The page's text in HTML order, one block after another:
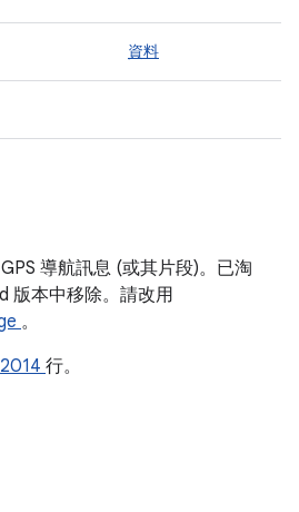
資料
導航訊息 (或其片段)。已淘
版本中移除。請改用
。
2014 行。